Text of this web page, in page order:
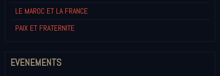
LE MAROC ET LA FRANCE
PAIX ET FRATERNITE
EVENEMENTS